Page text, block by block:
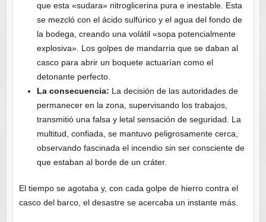
que esta «sudara» nitroglicerina pura e inestable. Esta
se mezcló con el ácido sulfúrico y el agua del fondo de
la bodega, creando una volátil «sopa potencialmente
explosiva». Los golpes de mandarria que se daban al
casco para abrir un boquete actuarían como el
detonante perfecto.
La consecuencia: La decisión de las autoridades de
permanecer en la zona, supervisando los trabajos,
transmitió una falsa y letal sensación de seguridad. La
multitud, confiada, se mantuvo peligrosamente cerca,
observando fascinada el incendio sin ser consciente de
que estaban al borde de un cráter.
El tiempo se agotaba y, con cada golpe de hierro contra el
casco del barco, el desastre se acercaba un instante más.